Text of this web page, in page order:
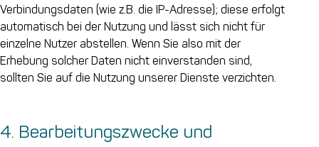
Verbindungsdaten (wie z.B. die IP-Adresse); diese erfolgt
automatisch bei der Nutzung und lässt sich nicht für
einzelne Nutzer abstellen. Wenn Sie also mit der
Erhebung solcher Daten nicht einverstanden sind,
sollten Sie auf die Nutzung unserer Dienste verzichten.
4. Bearbeitungszwecke und